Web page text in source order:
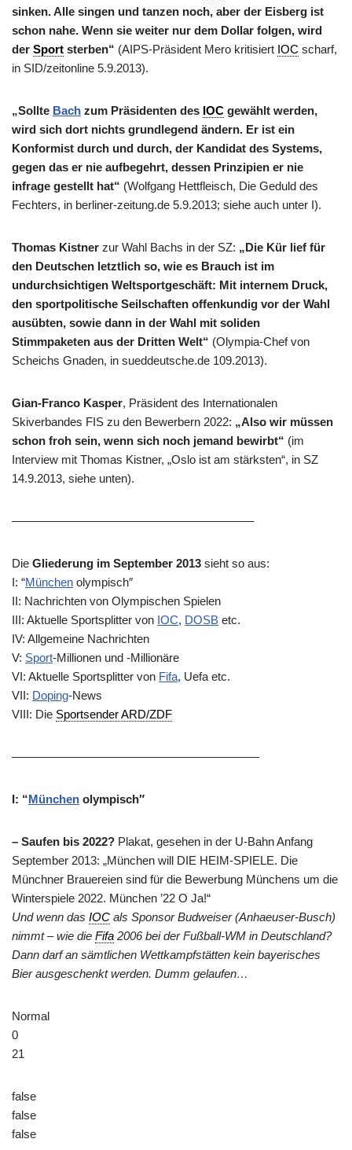
sinken. Alle singen und tanzen noch, aber der Eisberg ist
schon nahe. Wenn sie weiter nur dem Dollar folgen, wird
der Sport sterben“ (AIPS-Präsident Mero kritisiert IOC scharf,
in SID/zeitonline 5.9.2013).
„Sollte Bach zum Präsidenten des IOC gewählt werden,
wird sich dort nichts grundlegend ändern. Er ist ein
Konformist durch und durch, der Kandidat des Systems,
gegen das er nie aufbegehrt, dessen Prinzipien er nie
infrage gestellt hat“ (Wolfgang Hettfleisch, Die Geduld des
Fechters, in berliner-zeitung.de 5.9.2013; siehe auch unter I).
Thomas Kistner zur Wahl Bachs in der SZ: „Die Kür lief für
den Deutschen letztlich so, wie es Brauch ist im
undurchsichtigen Weltsportgeschäft: Mit internem Druck,
den sportpolitische Seilschaften offenkundig vor der Wahl
ausübten, sowie dann in der Wahl mit soliden
Stimmpaketen aus der Dritten Welt“ (Olympia-Chef von
Scheichs Gnaden, in sueddeutsche.de 109.2013).
Gian-Franco Kasper, Präsident des Internationalen
Skiverbandes FIS zu den Bewerbern 2022: „Also wir müssen
schon froh sein, wenn sich noch jemand bewirbt“ (im
Interview mit Thomas Kistner, „Oslo ist am stärksten“, in SZ
14.9.2013, siehe unten).
————————————————————–
Die Gliederung im September 2013 sieht so aus:
I: “München olympisch″
II: Nachrichten von Olympischen Spielen
III: Aktuelle Sportsplitter von IOC, DOSB etc.
IV: Allgemeine Nachrichten
V: Sport-Millionen und -Millionäre
VI: Aktuelle Sportsplitter von Fifa, Uefa etc.
VII: Doping-News
VIII: Die Sportsender ARD/ZDF
—————————————————————
I: “München olympisch″
– Saufen bis 2022? Plakat, gesehen in der U-Bahn Anfang
September 2013: „München will DIE HEIM-SPIELE. Die
Münchner Brauereien sind für die Bewerbung Münchens um die
Winterspiele 2022. München ’22 O Ja!“
Und wenn das IOC als Sponsor Budweiser (Anhaeuser-Busch)
nimmt – wie die Fifa 2006 bei der Fußball-WM in Deutschland?
Dann darf an sämtlichen Wettkampfstätten kein bayerisches
Bier ausgeschenkt werden. Dumm gelaufen…
Normal
0
21
false
false
false